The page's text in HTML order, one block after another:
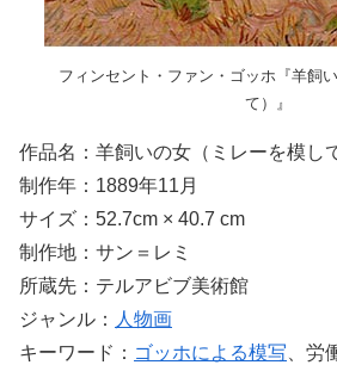
フィンセント・ファン・ゴッホ『羊飼
て）』
作品名：羊飼いの女（ミレーを模し
制作年：1889年11月
サイズ：52.7cm × 40.7 cm
制作地：サン＝レミ
所蔵先：テルアビブ美術館
ジャンル： 人物画
キーワード： ゴッホによる模写 、労